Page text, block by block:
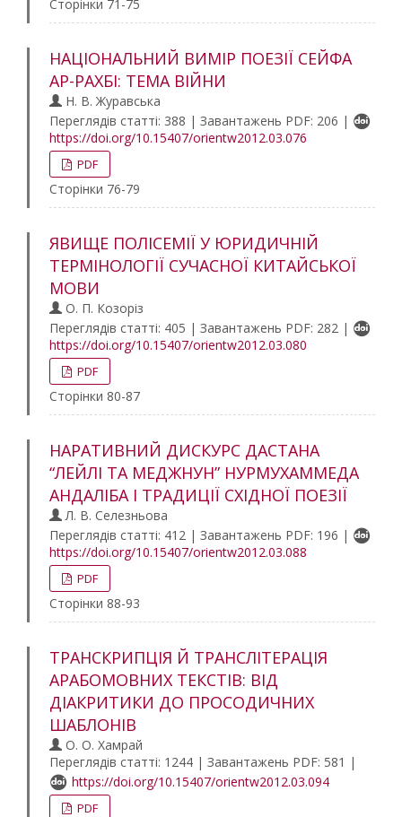
Сторінки 71-75
НАЦІОНАЛЬНИЙ ВИМІР ПОЕЗІЇ СЕЙФА
АР-РАХБІ: ТЕМА ВІЙНИ
Н. В. Журавська
Переглядів статті: 388 | Завантажень PDF: 206 |
https://doi.org/10.15407/orientw2012.03.076
PDF
Сторінки 76-79
ЯВИЩЕ ПОЛІСЕМІЇ У ЮРИДИЧНІЙ
ТЕРМІНОЛОГІЇ СУЧАСНОЇ КИТАЙСЬКОЇ
МОВИ
О. П. Козоріз
Переглядів статті: 405 | Завантажень PDF: 282 |
https://doi.org/10.15407/orientw2012.03.080
PDF
Сторінки 80-87
НАРАТИВНИЙ ДИСКУРС ДАСТАНА
“ЛЕЙЛІ ТА МЕДЖНУН” НУРМУХАММЕДА
АНДАЛІБА І ТРАДИЦІЇ СХІДНОЇ ПОЕЗІЇ
Л. В. Селезньова
Переглядів статті: 412 | Завантажень PDF: 196 |
https://doi.org/10.15407/orientw2012.03.088
PDF
Сторінки 88-93
ТРАНСКРИПЦІЯ Й ТРАНСЛІТЕРАЦІЯ
АРАБОМОВНИХ ТЕКСТІВ: ВІД
ДІАКРИТИКИ ДО ПРОСОДИЧНИХ
ШАБЛОНІВ
О. О. Хамрай
Переглядів статті: 1244 | Завантажень PDF: 581 |
https://doi.org/10.15407/orientw2012.03.094
PDF